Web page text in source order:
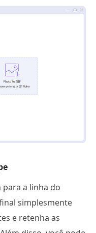
para a linha do
simplesmente
e retenha as